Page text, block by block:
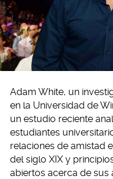
Adam White, un
en la Universidad de
un estudio reciente
estudiantes
relaciones de amistad
del siglo XIX y
abiertos acerca de